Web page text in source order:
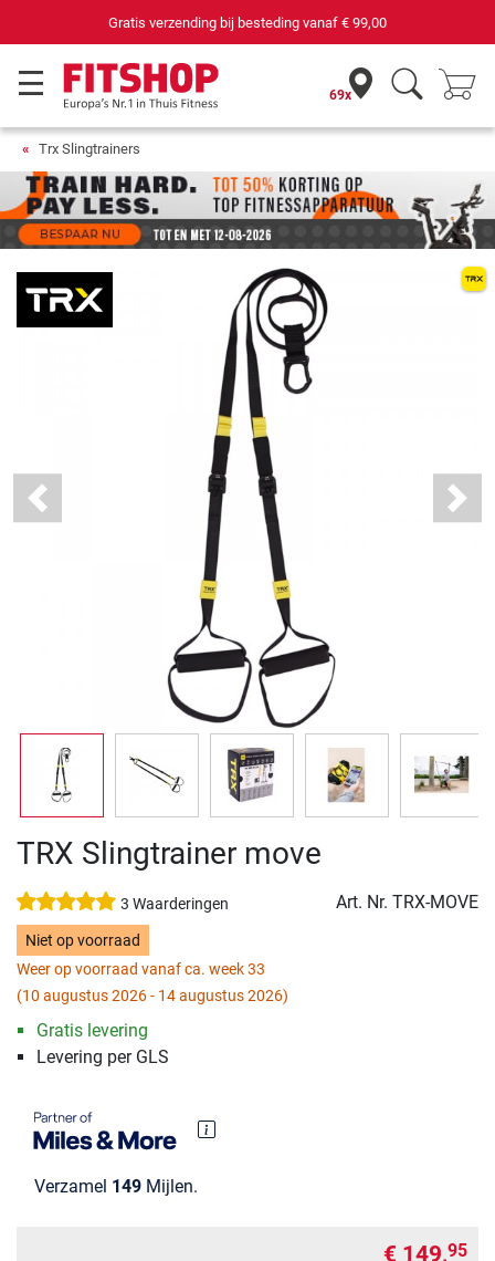
69 filialen met 75 eigen servicemonteurs
69x
Trx Slingtrainers
Previous Next
TRX Slingtrainer move
3 Waarderingen Art. Nr. TRX-MOVE
Niet op voorraad
Weer op voorraad vanaf ca. week 33
(10 augustus 2026 - 14 augustus 2026)
Gratis levering
Levering per GLS
Verzamel 149 Mijlen.
€ 149,95